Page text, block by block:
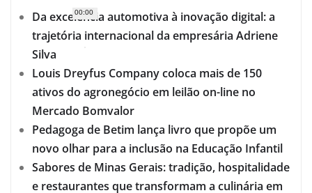
00:00
Da excelência automotiva à inovação digital: a
trajetória internacional da empresária Adriene
Silva
Louis Dreyfus Company coloca mais de 150
ativos do agronegócio em leilão on-line no
Mercado Bomvalor
Pedagoga de Betim lança livro que propõe um
novo olhar para a inclusão na Educação Infantil
Sabores de Minas Gerais: tradição, hospitalidade
e restaurantes que transformam a culinária em